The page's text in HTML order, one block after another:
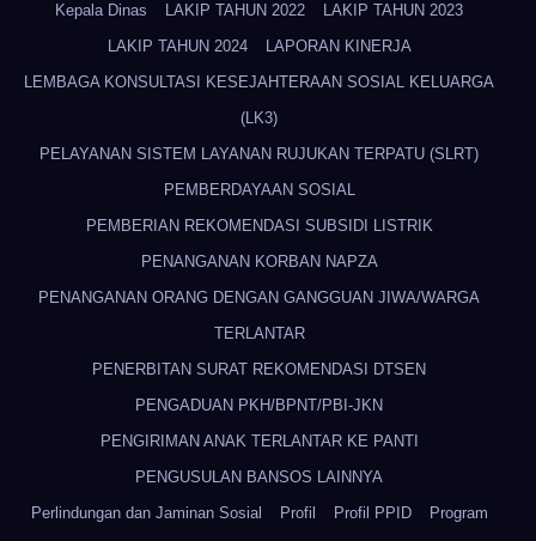
Kepala Dinas
LAKIP TAHUN 2022
LAKIP TAHUN 2023
LAKIP TAHUN 2024
LAPORAN KINERJA
LEMBAGA KONSULTASI KESEJAHTERAAN SOSIAL KELUARGA
(LK3)
PELAYANAN SISTEM LAYANAN RUJUKAN TERPATU (SLRT)
PEMBERDAYAAN SOSIAL
PEMBERIAN REKOMENDASI SUBSIDI LISTRIK
PENANGANAN KORBAN NAPZA
PENANGANAN ORANG DENGAN GANGGUAN JIWA/WARGA
TERLANTAR
PENERBITAN SURAT REKOMENDASI DTSEN
PENGADUAN PKH/BPNT/PBI-JKN
PENGIRIMAN ANAK TERLANTAR KE PANTI
PENGUSULAN BANSOS LAINNYA
Perlindungan dan Jaminan Sosial
Profil Profil PPID
Program